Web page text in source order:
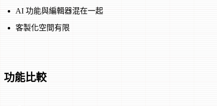
AI 功能與編輯器混在一起
客製化空間有限
功能比較